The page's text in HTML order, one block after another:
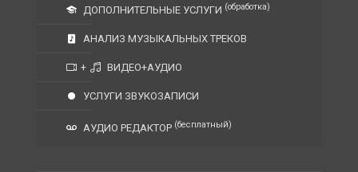
ДОПОЛНИТЕЛЬНЫЕ УСЛУГИ (обработка)
АНАЛИЗ МУЗЫКАЛЬНЫХ ТРЕКОВ
+ ВИДЕО+АУДИО
УСЛУГИ ЗВУКОЗАПИСИ
АУДИО РЕДАКТОР (бесплатный)